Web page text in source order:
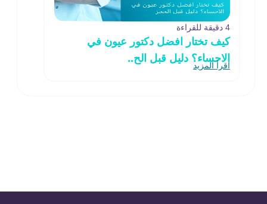
4 دقيقة للقراءة
كيف تختار افضل دكتور عيون في
الاحساء؟ دليل قبل الح..
اقرأ المزيد